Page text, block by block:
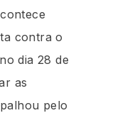
contra o
dia 28 de
as
pelo